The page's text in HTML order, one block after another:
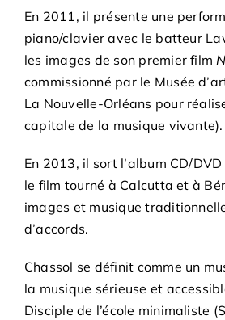
En 2011, il présente une
piano/clavier avec le batteur
les images de son premier film
commissionné par le Musée
La Nouvelle-Orléans pour
capitale de la musique vivante).
En 2013, il sort l’album CD/DVD
le film tourné à Calcutta et à
images et musique
d’accords.
Chassol se définit comme un
la musique sérieuse et
Disciple de l’école minimaliste